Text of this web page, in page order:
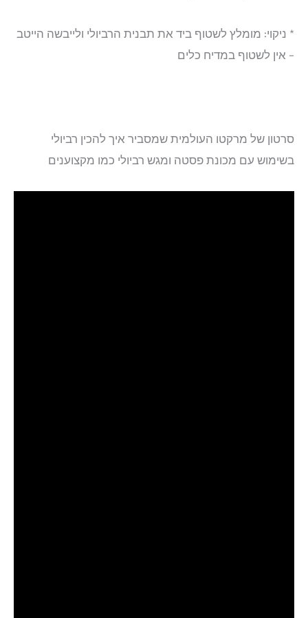
* ניקוי: מומלץ לשטוף ביד את תבנית הרביולי ולייבשה הייטב
– אין לשטוף במדיח כלים
סרטון של מרקטו העולמית שמסביר איך להכין רביולי
בשימוש עם מכונת פסטה ומגש רביולי כמו מקצוענים